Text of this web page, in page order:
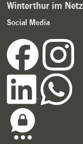
Winterthur im Netz
Social Media